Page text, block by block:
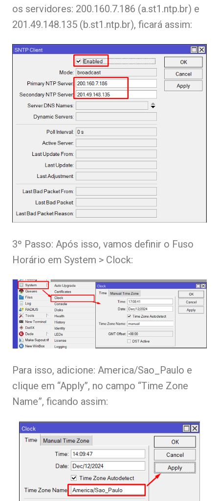
os servidores: 200.160.7.186 (a.st1.ntp.br) e
201.49.148.135 (b.st1.ntp.br), ficará assim:
3º Passo: Após isso, vamos definir o Fuso
Horário em System > Clock:
Para isso, adicione: America/Sao_Paulo e
clique em “Apply”, no campo “Time Zone
Name”, ficando assim: